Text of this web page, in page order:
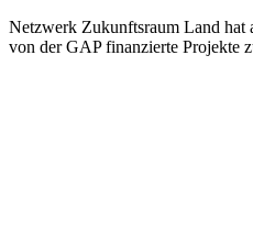
Netzwerk Zukunftsraum Land hat
von der GAP finanzierte Projekte